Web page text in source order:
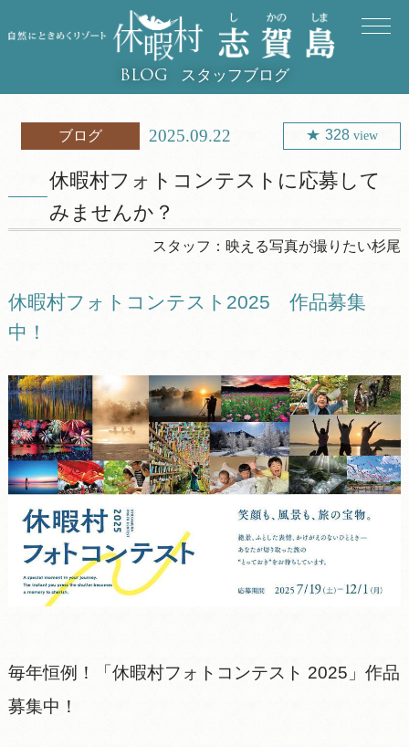
BLOG スタッフブログ
ブログ 2025.09.22 328 view
休暇村フォトコンテストに応募して
みませんか？
スタッフ： 映える写真が撮りたい杉尾
休暇村フォトコンテスト2025 作品募集
中！
毎年恒例！「休暇村フォトコンテスト 2025」作品
募集中！